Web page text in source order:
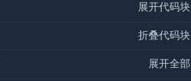
展开代码块
折叠代码块
展开全部